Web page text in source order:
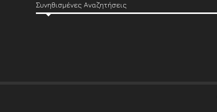
Συνηθισμένες Αναζητήσεις